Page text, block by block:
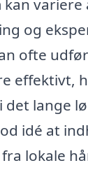
kan
og
ofte
effektivt,
det lange
idé at
lokale